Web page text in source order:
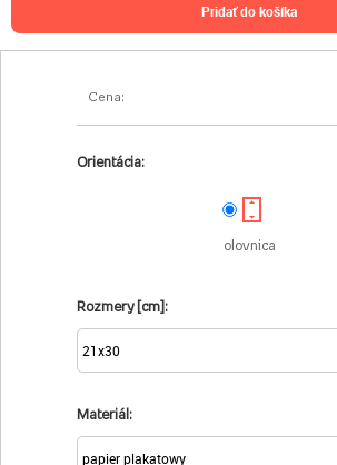
Cena:
Orientácia:
olovnica
Rozmery [cm]:
Materiál:
pridať do košíka